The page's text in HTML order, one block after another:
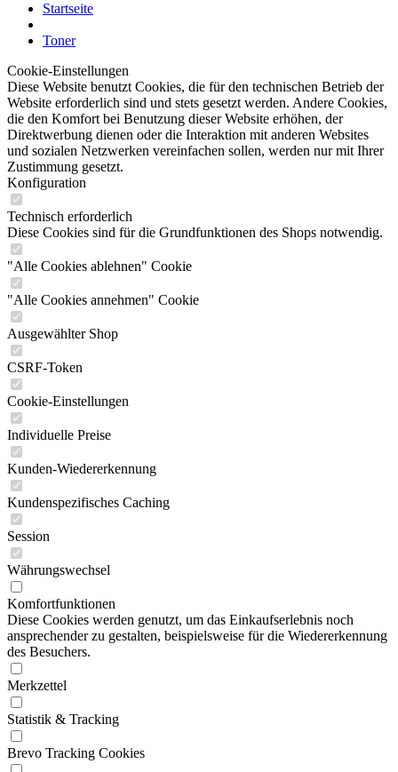
Startseite
Toner
Cookie-Einstellungen
Diese Website benutzt Cookies, die für den technischen Betrieb der
Website erforderlich sind und stets gesetzt werden. Andere Cookies,
die den Komfort bei Benutzung dieser Website erhöhen, der
Direktwerbung dienen oder die Interaktion mit anderen Websites
und sozialen Netzwerken vereinfachen sollen, werden nur mit Ihrer
Zustimmung gesetzt.
Konfiguration
Technisch erforderlich
Diese Cookies sind für die Grundfunktionen des Shops notwendig.
"Alle Cookies ablehnen" Cookie
"Alle Cookies annehmen" Cookie
Ausgewählter Shop
CSRF-Token
Cookie-Einstellungen
Individuelle Preise
Kunden-Wiedererkennung
Kundenspezifisches Caching
Session
Währungswechsel
Komfortfunktionen
Diese Cookies werden genutzt, um das Einkaufserlebnis noch
ansprechender zu gestalten, beispielsweise für die Wiedererkennung
des Besuchers.
Merkzettel
Statistik & Tracking
Brevo Tracking Cookies